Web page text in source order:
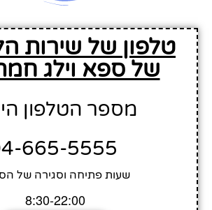
טלפון של שירות
של ספא וילג
מספר הטלפון
665-5555
שעות פתיחה וסגירה של
8:30-22:00